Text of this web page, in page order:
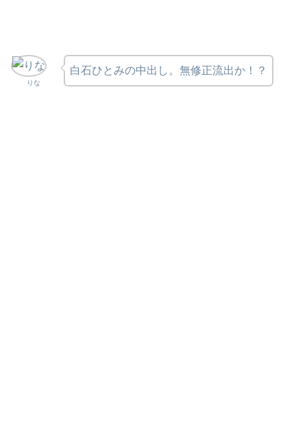
りな
白石ひとみの中出し。無修正流出か！？